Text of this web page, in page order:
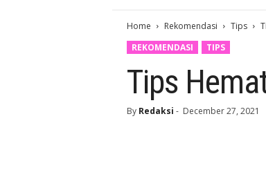
e
l
i
Home Rekomendasi Tips
REKOMENDASI
TIPS
Tips
By Redaksi - December 27, 2021